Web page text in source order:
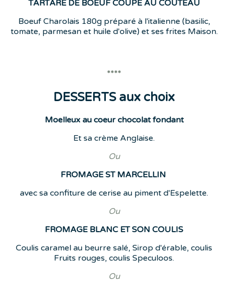
TARTARE DE BOEUF COUPE AU COUTEAU
Boeuf Charolais 180g préparé à l'italienne (basilic,
tomate, parmesan et huile d'olive) et ses frites Maison.
****
DESSERTS aux choix
Moelleux au coeur chocolat fondant
Et sa crème Anglaise.
Ou
FROMAGE ST MARCELLIN
avec sa confiture de cerise au piment d'Espelette.
Ou
FROMAGE BLANC ET SON COULIS
Coulis caramel au beurre salé, Sirop d'érable, coulis
Fruits rouges, coulis Speculoos.
Ou